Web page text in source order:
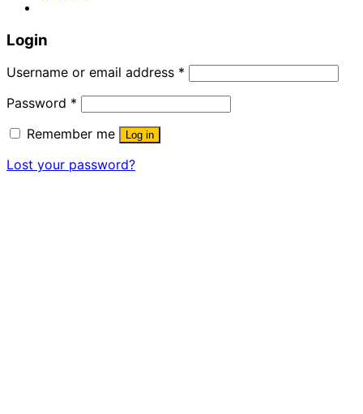
Login
Username or email address *
Password *
Remember me
Log in
Lost your password?